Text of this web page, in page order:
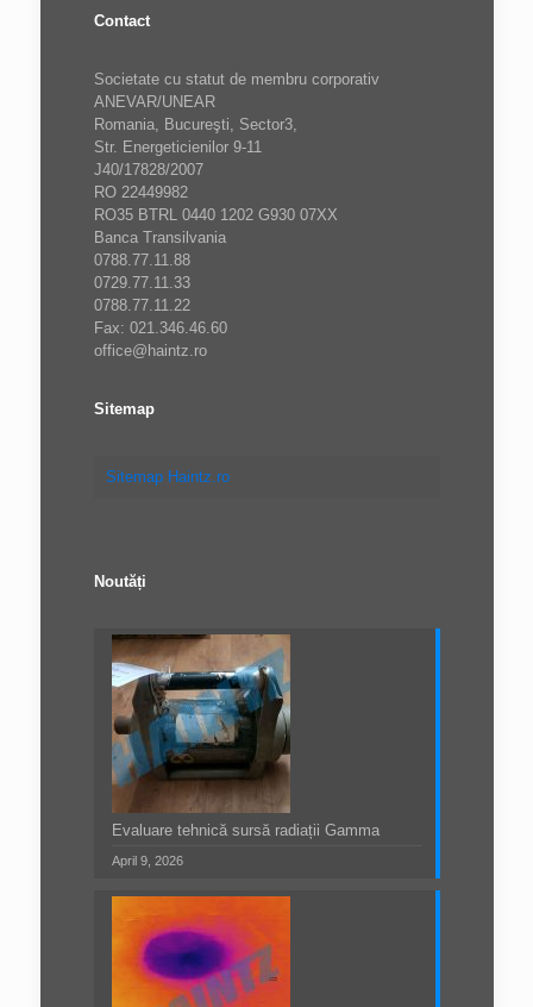
Contact
Societate cu statut de membru corporativ
ANEVAR/UNEAR
Romania, Bucureşti, Sector3,
Str. Energeticienilor 9-11
J40/17828/2007
RO 22449982
RO35 BTRL 0440 1202 G930 07XX
Banca Transilvania
0788.77.11.88
0729.77.11.33
0788.77.11.22
Fax: 021.346.46.60
office@haintz.ro
Sitemap
Sitemap Haintz.ro
Noutăți
Evaluare tehnică sursă radiații Gamma
April 9, 2026